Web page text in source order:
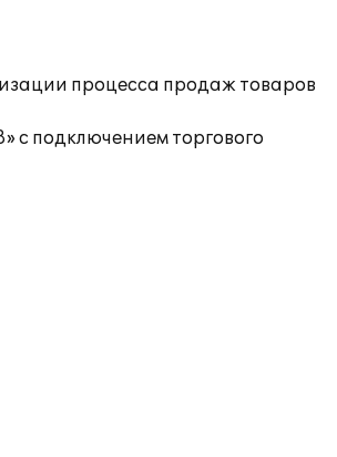
процесса продаж товаров
с подключением торгового